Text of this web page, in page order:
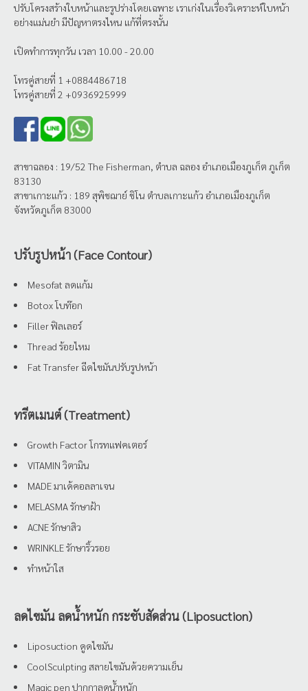
ปรับโครงสร้างใบหน้าและรูปร่างโดยเฉพาะ เราเก่งในเรื่องวิเคราะห์ใบหน้า
อย่างแม่นยำ มีปัญหาตรงไหน แก้ที่ตรงนั้น
เปิดทำการทุกวัน เวลา 10.00 - 20.00
โทรคู่สายที่ 1 +0884486718
โทรคู่สายที่ 2 +0936925999
สาขาฉลอง : 19/52 The Fisherman, ตำบล ฉลอง อำเภอเมืองภูเก็ต ภูเก็ต
83130
สาขาเกาะแก้ว : 189 สุพิชฌาย์ ชิโน ตำบลเกาะแก้ว อำเภอเมืองภูเก็ต
จังหวัดภูเก็ต 83000
ปรับรูปหน้า (Face Contour)
Mesofat ลดแก้ม
Botox โบท๊อก
Filler ฟิลเลอร์
Thread ร้อยไหม
Fat Transfer ฉีดไขมันปรับรูปหน้า
ทรีตเมนต์ (Treatment)
Growth Factor โกรทแฟคเตอร์
VITAMIN วิตามิน
MADE มาเด้คอลลาเจน
MELASMA รักษาฝ้า
ACNE รักษาสิว
WRINKLE รักษาริ้วรอย
ทำหน้าใส
ลดไขมัน ลดน้ำหนัก กระชับสัดส่วน (Liposuction)
Liposuction ดูดไขมัน
CoolSculpting สลายไขมันด้วยความเย็น
Magic pen ปากกาลดน้ำหนัก